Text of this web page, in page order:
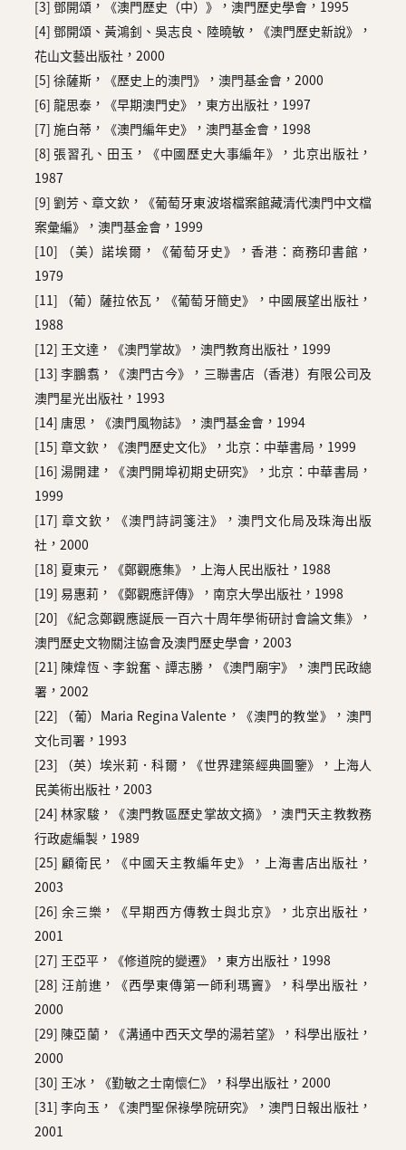
[3] 鄧開頌，《澳門歷史（中）》，澳門歷史學會，1995
[4] 鄧開頌、黃鴻釗、吳志良、陸曉敏，《澳門歷史新說》，
花山文藝出版社，2000
[5] 徐薩斯，《歷史上的澳門》，澳門基金會，2000
[6] 龍思泰，《早期澳門史》，東方出版社，1997
[7] 施白蒂，《澳門編年史》，澳門基金會，1998
[8] 張習孔、田玉，《中國歷史大事編年》，北京出版社，
1987
[9] 劉芳、章文欽，《葡萄牙東波塔檔案館藏清代澳門中文檔
案彙編》，澳門基金會，1999
[10] （美）諾埃爾，《葡萄牙史》，香港：商務印書館，
1979
[11] （葡）薩拉依瓦，《葡萄牙簡史》，中國展望出版社，
1988
[12] 王文達，《澳門掌故》，澳門教育出版社，1999
[13] 李鵬翥，《澳門古今》，三聯書店（香港）有限公司及
澳門星光出版社，1993
[14] 唐思，《澳門風物誌》，澳門基金會，1994
[15] 章文欽，《澳門歷史文化》，北京：中華書局，1999
[16] 湯開建，《澳門開埠初期史研究》，北京：中華書局，
1999
[17] 章文欽，《澳門詩詞箋注》，澳門文化局及珠海出版
社，2000
[18] 夏東元，《鄭觀應集》，上海人民出版社，1988
[19] 易惠莉，《鄭觀應評傳》，南京大學出版社，1998
[20] 《紀念鄭觀應誕辰一百六十周年學術研討會論文集》，
澳門歷史文物關注協會及澳門歷史學會，2003
[21] 陳煒恆、李銳奮、譚志勝，《澳門廟宇》，澳門民政總
署，2002
[22] （葡）Maria Regina Valente，《澳門的教堂》，澳門
文化司署，1993
[23] （英）埃米莉．科爾，《世界建築經典圖鑒》，上海人
民美術出版社，2003
[24] 林家駿，《澳門教區歷史掌故文摘》，澳門天主教教務
行政處編製，1989
[25] 顧衛民，《中國天主教編年史》，上海書店出版社，
2003
[26] 余三樂，《早期西方傳教士與北京》，北京出版社，
2001
[27] 王亞平，《修道院的變遷》，東方出版社，1998
[28] 汪前進，《西學東傳第一師利瑪竇》，科學出版社，
2000
[29] 陳亞蘭，《溝通中西天文學的湯若望》，科學出版社，
2000
[30] 王冰，《勤敏之士南懷仁》，科學出版社，2000
[31] 李向玉，《澳門聖保祿學院研究》，澳門日報出版社，
2001